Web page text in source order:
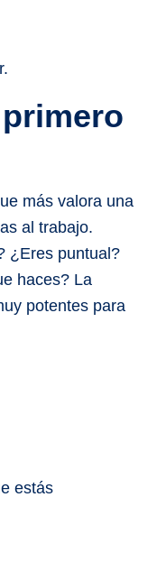
más valora una
al trabajo.
¿Eres puntual?
haces? La
potentes para
estás